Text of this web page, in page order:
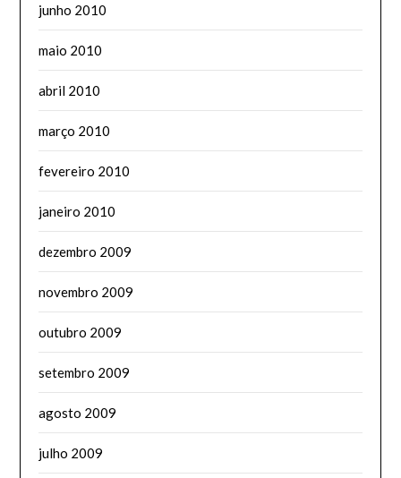
junho 2010
maio 2010
abril 2010
março 2010
fevereiro 2010
janeiro 2010
dezembro 2009
novembro 2009
outubro 2009
setembro 2009
agosto 2009
julho 2009